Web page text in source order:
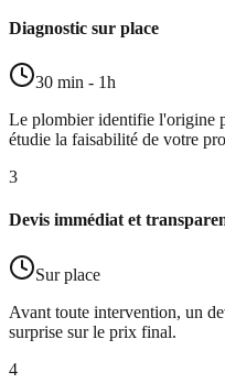
Diagnostic sur place
30 min - 1h
Le plombier identifie l'origine
étudie la faisabilité de votre
3
Devis immédiat et
Sur place
Avant toute intervention, un
surprise sur le prix final.
4